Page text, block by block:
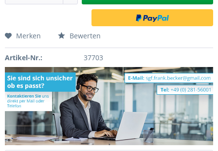
Merken Bewerten
Artikel-Nr.: 37703